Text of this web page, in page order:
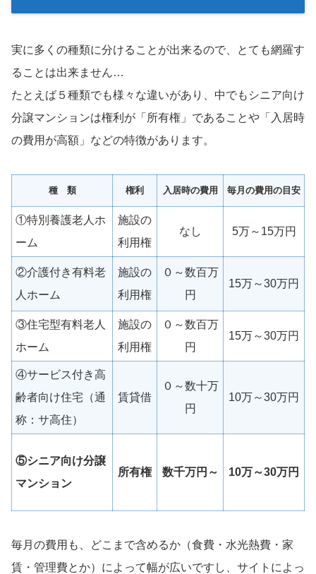
実に多くの種類に分けることが出来るので、とても網羅す
ることは出来ません…
たとえば５種類でも様々な違いがあり、中でもシニア向け
分譲マンションは権利が「所有権」であることや「入居時
の費用が高額」などの特徴があります。
種 類 権利 入居時の費用 毎月の費用の目安
①特別養護老人ホ
ーム
施設の
利用権
なし 5万～15万円
②介護付き有料老
人ホーム
施設の
利用権
０～数百万
円
15万～30万円
③住宅型有料老人
ホーム
施設の
利用権
０～数百万
円
15万～30万円
④サービス付き高
齢者向け住宅（通
称：サ高住）
賃貸借
０～数十万
円
10万～30万円
⑤シニア向け分譲
マンション
所有権 数千万円～ 10万～30万円
毎月の費用も、どこまで含めるか（食費・水光熱費・家
賃・管理費とか）によって幅が広いですし、サイトによっ